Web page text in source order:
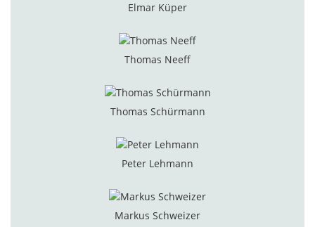
Elmar Küper
Thomas Neeff
Thomas Schürmann
Peter Lehmann
Markus Schweizer